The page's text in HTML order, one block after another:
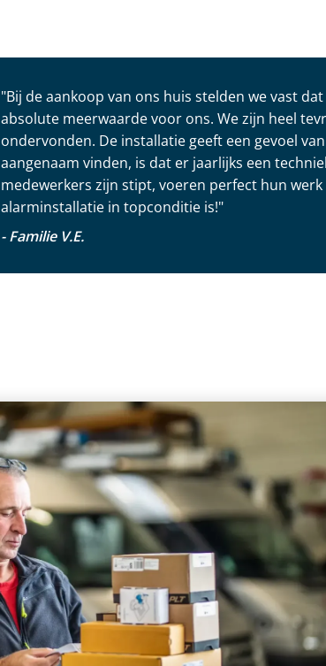
"Bij de aankoop van ons huis stelden we vast
absolute meerwaarde voor ons. We zijn heel
ondervonden. De installatie geeft een gevoel
aangenaam vinden, is dat er jaarlijks een
medewerkers zijn stipt, voeren perfect hun
alarminstallatie in topconditie is!"
- Familie V.E.